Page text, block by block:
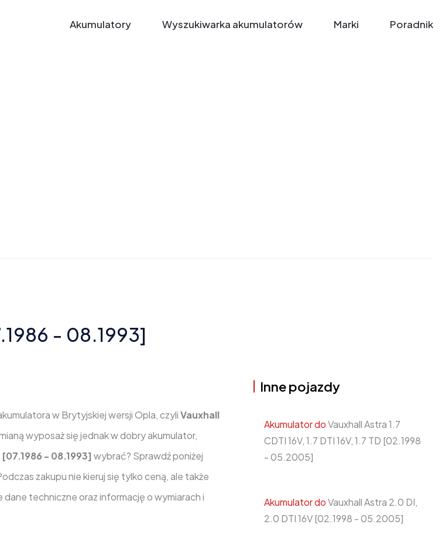
Akumulatory Wyszukiwarka akumulatorów Marki Poradnik
- 08.1993]
w Brytyjskiej wersji Opla, czyliVauxhall
wyposaż się jednak w dobry akumulator,
- 08.1993] wybrać? Sprawdź poniżej
zakupu nie kieruj się tylko ceną, ale także
dane techniczne oraz informację o wymiarach i
Inne pojazdy
Akumulator doVauxhall Astra 1.7
CDTI 16V, 1.7 DTI 16V, 1.7 TD [02.1998
- 05.2005]
Akumulator doVauxhall Astra 2.0 DI,
2.0 DTI 16V [02.1998 - 05.2005]